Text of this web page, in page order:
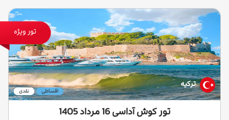
تور ویژه
ترکیه
نقدی اقساطی
تور کوش آداسی 16 مرداد 1405